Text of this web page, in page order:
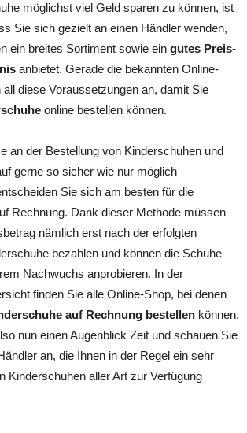
möglichst viel Geld sparen zu können, ist
Sie sich gezielt an einen Händler wenden,
ein breites Sortiment sowie ein gutes Preis-
anbietet. Gerade die bekannten Online-
all diese Voraussetzungen an, damit Sie
online bestellen können.
an der Bestellung von Kinderschuhen und
gerne so sicher wie nur möglich
Sie sich am besten für die
Rechnung. Dank dieser Methode müssen
nämlich erst nach der erfolgten
bezahlen und können die Schuhe
Nachwuchs anprobieren. In der
finden Sie alle Online-Shop, bei denen
auf Rechnung bestellen können.
nun einen Augenblick Zeit und schauen Sie
an, die Ihnen in der Regel ein sehr
Kinderschuhen aller Art zur Verfügung